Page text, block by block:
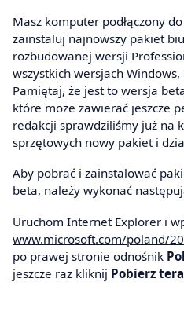
Masz komputer podłączony
zainstaluj najnowszy pakiet
rozbudowanej wersji
wszystkich wersjach
Pamiętaj, że jest to wersja
które może zawierać jeszcze
redakcji sprawdziliśmy już na
sprzętowych nowy pakiet i
Aby pobrać i zainstalować
beta, należy wykonać
Uruchom Internet Explorer i
www.microsoft.com/poland/
po prawej stronie odnośnik
jeszcze raz kliknij Pobierz